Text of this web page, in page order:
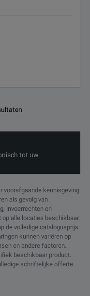
tot uw
voorafgaande kennisgeving
als gevolg van
invoerrechten en
alle locaties beschikbaar.
de volledige catalogusprijs
kunnen variëren op
en andere factoren.
beschikbaar product.
schriftelijke offerte.